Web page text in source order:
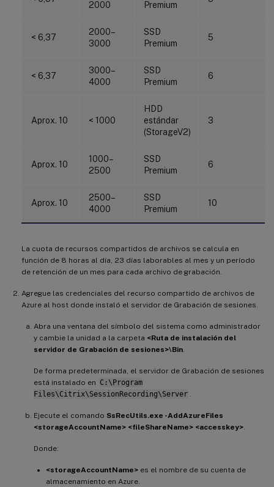
2000
Premium
< 6,37
2000–
3000
SSD
Premium
5
< 6,37
3000–
4000
SSD
Premium
6
Aprox. 10 < 1000
HDD
estándar
(StorageV2)
3
Aprox. 10
1000–
2500
SSD
Premium
6
Aprox. 10
2500–
4000
SSD
Premium
10
La cuota de recursos compartidos de archivos se calcula en
función de 8 horas al día, 23 días laborables al mes y un período
de retención de un mes para cada archivo de grabación.
Agregue las credenciales del recurso compartido de archivos de
Azure al host donde instaló el servidor de Grabación de sesiones.
Abra una ventana del símbolo del sistema como administrador
y cambie la unidad a la carpeta <Ruta de instalación del
servidor de Grabación de sesiones>\Bin.
De forma predeterminada, el servidor de Grabación de sesiones
está instalado en C:\Program
Files\Citrix\SessionRecording\Server .
Ejecute el comando SsRecUtils.exe -AddAzureFiles
<storageAccountName> <fileShareName> <accesskey>.
Donde:
<storageAccountName> es el nombre de su cuenta de
almacenamiento en Azure.